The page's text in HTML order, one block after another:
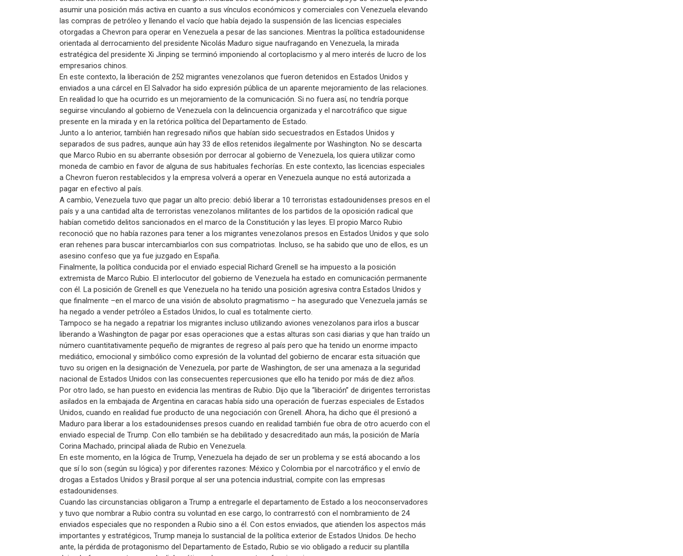
asumir una posición más activa en cuanto a sus vínculos económicos y comerciales con Venezuela elevando
las compras de petróleo y llenando el vacío que había dejado la suspensión de las licencias especiales
otorgadas a Chevron para operar en Venezuela a pesar de las sanciones. Mientras la política estadounidense
orientada al derrocamiento del presidente Nicolás Maduro sigue naufragando en Venezuela, la mirada
estratégica del presidente Xi Jinping se terminó imponiendo al cortoplacismo y al mero interés de lucro de los
empresarios chinos.
En este contexto, la liberación de 252 migrantes venezolanos que fueron detenidos en Estados Unidos y
enviados a una cárcel en El Salvador ha sido expresión pública de un aparente mejoramiento de las relaciones.
En realidad lo que ha ocurrido es un mejoramiento de la comunicación. Si no fuera así, no tendría porque
seguirse vinculando al gobierno de Venezuela con la delincuencia organizada y el narcotráfico que sigue
presente en la mirada y en la retórica política del Departamento de Estado.
Junto a lo anterior, también han regresado niños que habían sido secuestrados en Estados Unidos y
separados de sus padres, aunque aún hay 33 de ellos retenidos ilegalmente por Washington. No se descarta
que Marco Rubio en su aberrante obsesión por derrocar al gobierno de Venezuela, los quiera utilizar como
moneda de cambio en favor de alguna de sus habituales fechorías. En este contexto, las licencias especiales
a Chevron fueron restablecidos y la empresa volverá a operar en Venezuela aunque no está autorizada a
pagar en efectivo al país.
A cambio, Venezuela tuvo que pagar un alto precio: debió liberar a 10 terroristas estadounidenses presos en el
país y a una cantidad alta de terroristas venezolanos militantes de los partidos de la oposición radical que
habían cometido delitos sancionados en el marco de la Constitución y las leyes. El propio Marco Rubio
reconoció que no había razones para tener a los migrantes venezolanos presos en Estados Unidos y que solo
eran rehenes para buscar intercambiarlos con sus compatriotas. Incluso, se ha sabido que uno de ellos, es un
asesino confeso que ya fue juzgado en España.
Finalmente, la política conducida por el enviado especial Richard Grenell se ha impuesto a la posición
extremista de Marco Rubio. El interlocutor del gobierno de Venezuela ha estado en comunicación permanente
con él. La posición de Grenell es que Venezuela no ha tenido una posición agresiva contra Estados Unidos y
que finalmente –en el marco de una visión de absoluto pragmatismo – ha asegurado que Venezuela jamás se
ha negado a vender petróleo a Estados Unidos, lo cual es totalmente cierto.
Tampoco se ha negado a repatriar los migrantes incluso utilizando aviones venezolanos para irlos a buscar
liberando a Washington de pagar por esas operaciones que a estas alturas son casi diarias y que han traído un
número cuantitativamente pequeño de migrantes de regreso al país pero que ha tenido un enorme impacto
mediático, emocional y simbólico como expresión de la voluntad del gobierno de encarar esta situación que
tuvo su origen en la designación de Venezuela, por parte de Washington, de ser una amenaza a la seguridad
nacional de Estados Unidos con las consecuentes repercusiones que ello ha tenido por más de diez años.
Por otro lado, se han puesto en evidencia las mentiras de Rubio. Dijo que la “liberación” de dirigentes terroristas
asilados en la embajada de Argentina en caracas había sido una operación de fuerzas especiales de Estados
Unidos, cuando en realidad fue producto de una negociación con Grenell. Ahora, ha dicho que él presionó a
Maduro para liberar a los estadounidenses presos cuando en realidad también fue obra de otro acuerdo con el
enviado especial de Trump. Con ello también se ha debilitado y desacreditado aun más, la posición de María
Corina Machado, principal aliada de Rubio en Venezuela.
En este momento, en la lógica de Trump, Venezuela ha dejado de ser un problema y se está abocando a los
que sí lo son (según su lógica) y por diferentes razones: México y Colombia por el narcotráfico y el envío de
drogas a Estados Unidos y Brasil porque al ser una potencia industrial, compite con las empresas
estadounidenses.
Cuando las circunstancias obligaron a Trump a entregarle el departamento de Estado a los neoconservadores
y tuvo que nombrar a Rubio contra su voluntad en ese cargo, lo contrarrestó con el nombramiento de 24
enviados especiales que no responden a Rubio sino a él. Con estos enviados, que atienden los aspectos más
importantes y estratégicos, Trump maneja lo sustancial de la política exterior de Estados Unidos. De hecho
ante, la pérdida de protagonismo del Departamento de Estado, Rubio se vio obligado a reducir su plantilla